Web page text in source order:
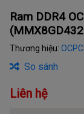
Ram DDR4
Thương hiệu: OCPC
So sánh
Liên hệ